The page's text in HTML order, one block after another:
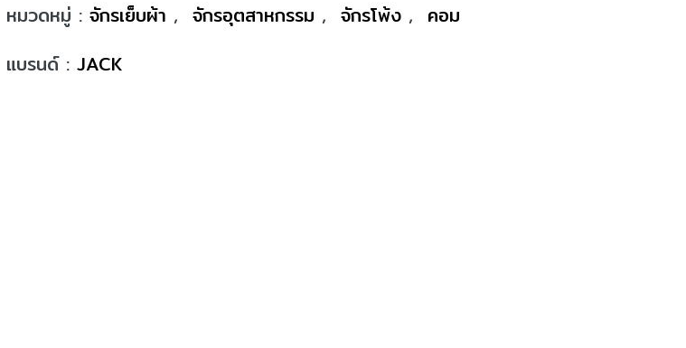
หมวดหมู่ : จักรเย็บผ้า , จักรอุตสาหกรรม , จักรโพ้ง , คอม
แบรนด์ : JACK